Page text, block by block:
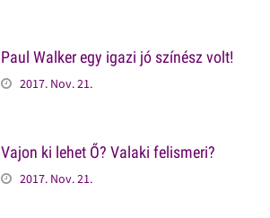
Paul Walker egy igazi jó színész volt!
2017. Nov. 21.
Vajon ki lehet Ő? Valaki felismeri?
2017. Nov. 21.